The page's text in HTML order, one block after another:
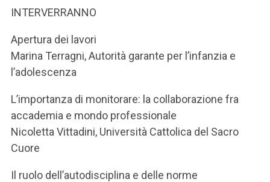
INTERVERRANNO
Apertura dei lavori
Marina Terragni, Autorità garante per l’infanzia e
l’adolescenza
L’importanza di monitorare: la collaborazione fra
accademia e mondo professionale
Nicoletta Vittadini, Università Cattolica del Sacro
Cuore
Il ruolo dell’autodisciplina e delle norme